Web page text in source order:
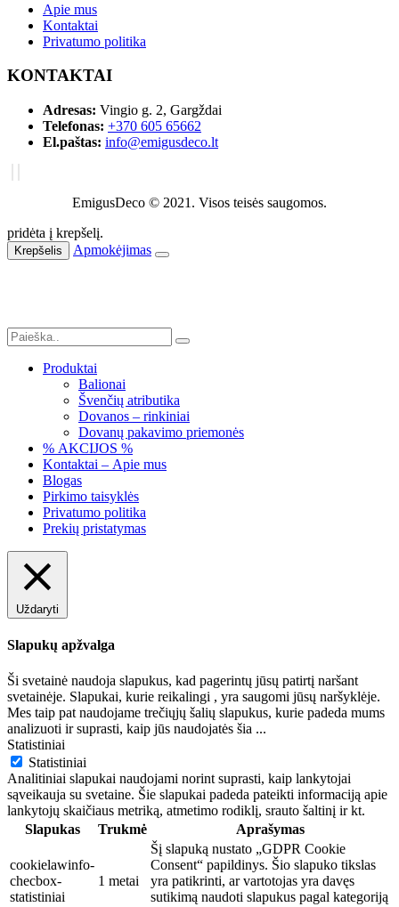
Apie mus
Kontaktai
Privatumo politika
KONTAKTAI
Adresas: Vingio g. 2, Gargždai
Telefonas: +370 605 65662
El.paštas: info@emigusdeco.lt
EmigusDeco © 2021. Visos teisės saugomos.
pridėta į krepšelį.
Krepšelis Apmokėjimas
Produktai
Balionai
Švenčių atributika
Dovanos – rinkiniai
Dovanų pakavimo priemonės
% AKCIJOS %
Kontaktai – Apie mus
Blogas
Pirkimo taisyklės
Privatumo politika
Prekių pristatymas
Uždaryti
Slapukų apžvalga
Ši svetainė naudoja slapukus, kad pagerintų jūsų patirtį naršant
svetainėje. Slapukai, kurie reikalingi , yra saugomi jūsų naršyklėje.
Mes taip pat naudojame trečiųjų šalių slapukus, kurie padeda mums
analizuoti ir suprasti, kaip jūs naudojatės šia ...
Statistiniai
Statistiniai
Analitiniai slapukai naudojami norint suprasti, kaip lankytojai
sąveikauja su svetaine. Šie slapukai padeda pateikti informaciją apie
lankytojų skaičiaus metriką, atmetimo rodiklį, srauto šaltinį ir kt.
Slapukas
Trukmė Aprašymas
cookielawinfo-
checbox-
statistiniai
1 metai
Šį slapuką nustato „GDPR Cookie
Consent“ papildinys. Šio slapuko tikslas
yra patikrinti, ar vartotojas yra davęs
sutikimą naudoti slapukus pagal kategoriją